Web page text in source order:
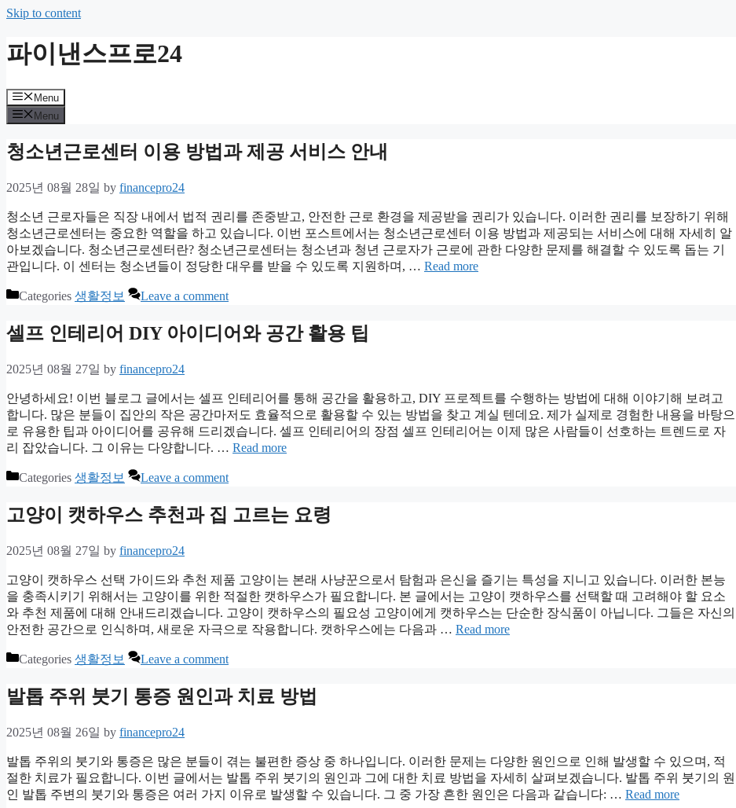
Skip to content
파이낸스프로24
Menu
Menu
청소년근로센터 이용 방법과 제공 서비스 안내
2025년 08월 28일 by financepro24
청소년 근로자들은 직장 내에서 법적 권리를 존중받고, 안전한 근로 환경을 제공받을 권리가 있습니다. 이러한 권리를 보장하기 위해
청소년근로센터는 중요한 역할을 하고 있습니다. 이번 포스트에서는 청소년근로센터 이용 방법과 제공되는 서비스에 대해 자세히 알
아보겠습니다. 청소년근로센터란? 청소년근로센터는 청소년과 청년 근로자가 근로에 관한 다양한 문제를 해결할 수 있도록 돕는 기
관입니다. 이 센터는 청소년들이 정당한 대우를 받을 수 있도록 지원하며, … Read more
Categories 생활정보 Leave a comment
셀프 인테리어 DIY 아이디어와 공간 활용 팁
2025년 08월 27일 by financepro24
안녕하세요! 이번 블로그 글에서는 셀프 인테리어를 통해 공간을 활용하고, DIY 프로젝트를 수행하는 방법에 대해 이야기해 보려고
합니다. 많은 분들이 집안의 작은 공간마저도 효율적으로 활용할 수 있는 방법을 찾고 계실 텐데요. 제가 실제로 경험한 내용을 바탕으
로 유용한 팁과 아이디어를 공유해 드리겠습니다. 셀프 인테리어의 장점 셀프 인테리어는 이제 많은 사람들이 선호하는 트렌드로 자
리 잡았습니다. 그 이유는 다양합니다. … Read more
Categories 생활정보 Leave a comment
고양이 캣하우스 추천과 집 고르는 요령
2025년 08월 27일 by financepro24
고양이 캣하우스 선택 가이드와 추천 제품 고양이는 본래 사냥꾼으로서 탐험과 은신을 즐기는 특성을 지니고 있습니다. 이러한 본능
을 충족시키기 위해서는 고양이를 위한 적절한 캣하우스가 필요합니다. 본 글에서는 고양이 캣하우스를 선택할 때 고려해야 할 요소
와 추천 제품에 대해 안내드리겠습니다. 고양이 캣하우스의 필요성 고양이에게 캣하우스는 단순한 장식품이 아닙니다. 그들은 자신의
안전한 공간으로 인식하며, 새로운 자극으로 작용합니다. 캣하우스에는 다음과 … Read more
Categories 생활정보 Leave a comment
발톱 주위 붓기 통증 원인과 치료 방법
2025년 08월 26일 by financepro24
발톱 주위의 붓기와 통증은 많은 분들이 겪는 불편한 증상 중 하나입니다. 이러한 문제는 다양한 원인으로 인해 발생할 수 있으며, 적
절한 치료가 필요합니다. 이번 글에서는 발톱 주위 붓기의 원인과 그에 대한 치료 방법을 자세히 살펴보겠습니다. 발톱 주위 붓기의 원
인 발톱 주변의 붓기와 통증은 여러 가지 이유로 발생할 수 있습니다. 그 중 가장 흔한 원인은 다음과 같습니다: … Read more